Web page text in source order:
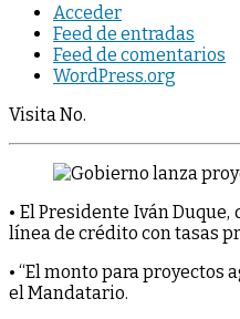
Acceder
Feed de entradas
Feed de comentarios
WordPress.org
Visita No.
• El Presidente Iván
línea de crédito con tasas
• “El monto para
el Mandatario.